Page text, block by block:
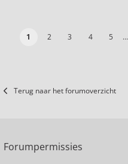
1 2 3 4 5 …
Terug naar het forumoverzicht
Forumpermissies